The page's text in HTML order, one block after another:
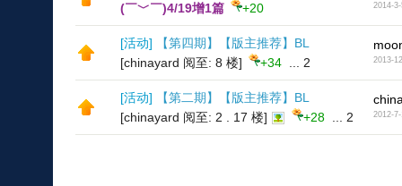
(￣﹀￣)4/19增1篇
+20 2014-3-
[活动]
【第四期】【版主推荐】BL
[chinayard 阅至: 8 楼]
+34 2 2013-
[活动]
【第二期】【版主推荐】BL
[chinayard 阅至: 2 . 17 楼]
+28 2 2012-